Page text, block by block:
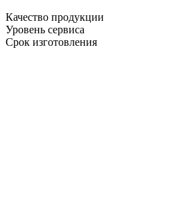
Качество продукции
Уровень сервиса
Срок изготовления